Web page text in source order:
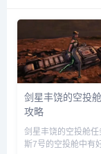
剑星丰饶的空投
攻略
剑星丰饶的空投舱任
斯7号的空投舱中有